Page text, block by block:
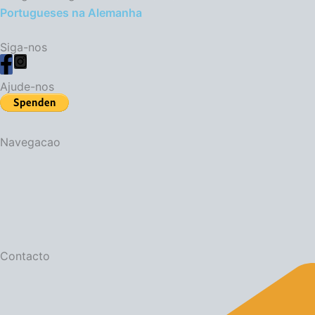
k
p
p
i
n
k
t
r
e
Portugueses na Alemanha
Siga-nos
Ajude-nos
Navegacao
Contacto